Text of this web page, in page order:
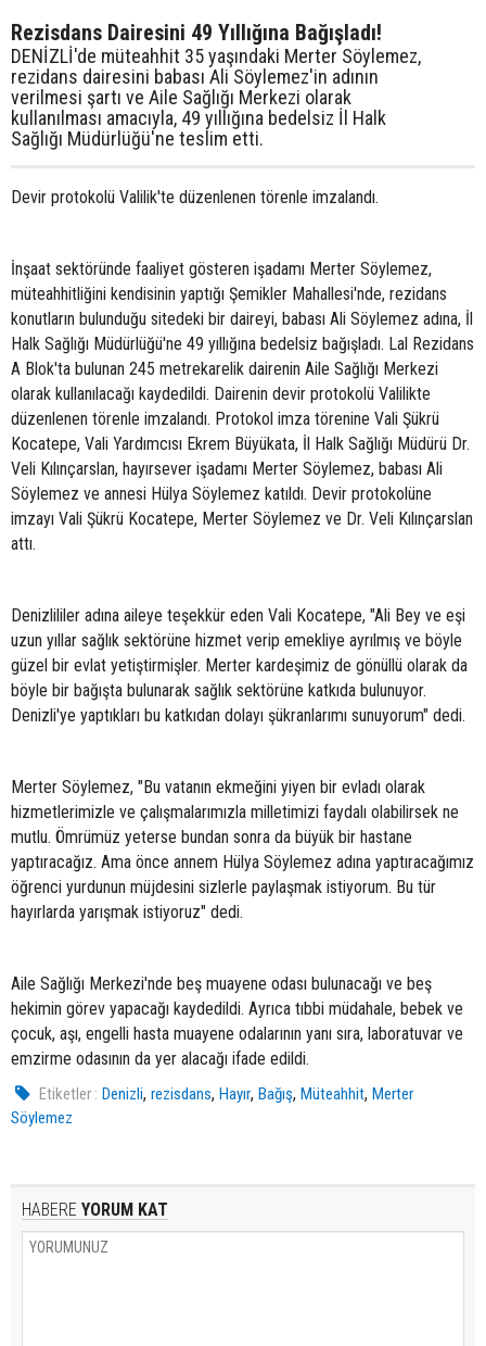
Rezisdans Dairesini 49 Yıllığına Bağışladı!
DENİZLİ'de müteahhit 35 yaşındaki Merter Söylemez,
rezidans dairesini babası Ali Söylemez'in adının
verilmesi şartı ve Aile Sağlığı Merkezi olarak
kullanılması amacıyla, 49 yıllığına bedelsiz İl Halk
Sağlığı Müdürlüğü'ne teslim etti.
Devir protokolü Valilik'te düzenlenen törenle imzalandı.
İnşaat sektöründe faaliyet gösteren işadamı Merter Söylemez,
müteahhitliğini kendisinin yaptığı Şemikler Mahallesi'nde, rezidans
konutların bulunduğu sitedeki bir daireyi, babası Ali Söylemez adına, İl
Halk Sağlığı Müdürlüğü'ne 49 yıllığına bedelsiz bağışladı. Lal Rezidans
A Blok'ta bulunan 245 metrekarelik dairenin Aile Sağlığı Merkezi
olarak kullanılacağı kaydedildi. Dairenin devir protokolü Valilikte
düzenlenen törenle imzalandı. Protokol imza törenine Vali Şükrü
Kocatepe, Vali Yardımcısı Ekrem Büyükata, İl Halk Sağlığı Müdürü Dr.
Veli Kılınçarslan, hayırsever işadamı Merter Söylemez, babası Ali
Söylemez ve annesi Hülya Söylemez katıldı. Devir protokolüne
imzayı Vali Şükrü Kocatepe, Merter Söylemez ve Dr. Veli Kılınçarslan
attı.
Denizlililer adına aileye teşekkür eden Vali Kocatepe, "Ali Bey ve eşi
uzun yıllar sağlık sektörüne hizmet verip emekliye ayrılmış ve böyle
güzel bir evlat yetiştirmişler. Merter kardeşimiz de gönüllü olarak da
böyle bir bağışta bulunarak sağlık sektörüne katkıda bulunuyor.
Denizli'ye yaptıkları bu katkıdan dolayı şükranlarımı sunuyorum" dedi.
Merter Söylemez, "Bu vatanın ekmeğini yiyen bir evladı olarak
hizmetlerimizle ve çalışmalarımızla milletimizi faydalı olabilirsek ne
mutlu. Ömrümüz yeterse bundan sonra da büyük bir hastane
yaptıracağız. Ama önce annem Hülya Söylemez adına yaptıracağımız
öğrenci yurdunun müjdesini sizlerle paylaşmak istiyorum. Bu tür
hayırlarda yarışmak istiyoruz" dedi.
Aile Sağlığı Merkezi'nde beş muayene odası bulunacağı ve beş
hekimin görev yapacağı kaydedildi. Ayrıca tıbbi müdahale, bebek ve
çocuk, aşı, engelli hasta muayene odalarının yanı sıra, laboratuvar ve
emzirme odasının da yer alacağı ifade edildi.
Etiketler : Denizli,rezisdans,Hayır,Bağış,Müteahhit,Merter
Söylemez
HABERE YORUM KAT